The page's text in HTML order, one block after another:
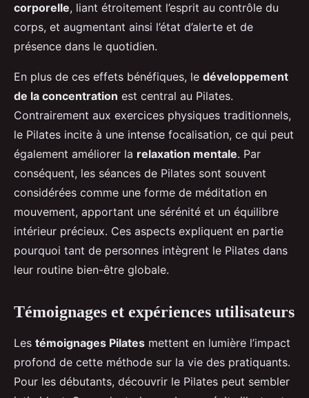
corporelle, liant étroitement l’esprit au contrôle du
corps, et augmentant ainsi l’état d’alerte et de
présence dans le quotidien.
En plus de ces effets bénéfiques, le développement
de la concentration est central au Pilates.
Contrairement aux exercices physiques traditionnels,
le Pilates incite à une intense focalisation, ce qui peut
également améliorer la relaxation mentale. Par
conséquent, les séances de Pilates sont souvent
considérées comme une forme de méditation en
mouvement, apportant une sérénité et un équilibre
intérieur précieux. Ces aspects expliquent en partie
pourquoi tant de personnes intègrent le Pilates dans
leur routine bien-être globale.
Témoignages et expériences utilisateurs
Les témoignages Pilates mettent en lumière l’impact
profond de cette méthode sur la vie des pratiquants.
Pour les débutants, découvrir le Pilates peut sembler